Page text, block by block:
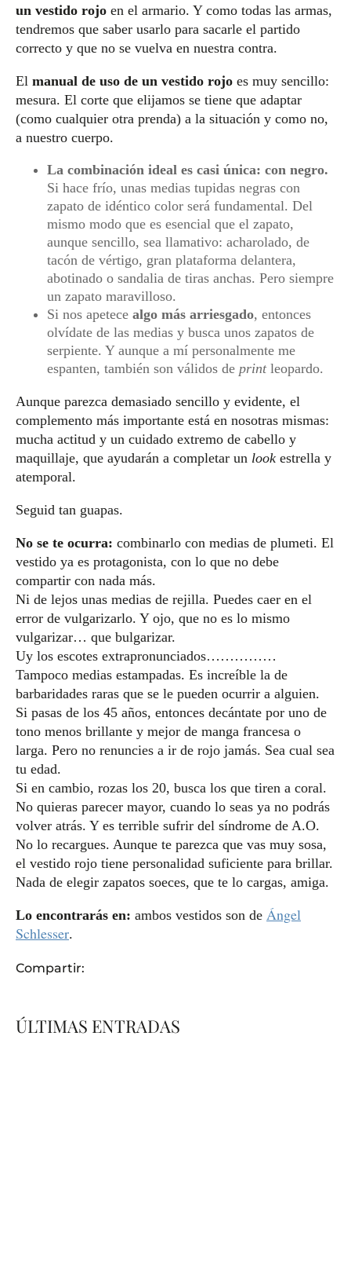
un vestido rojo en el armario. Y como todas las armas,
tendremos que saber usarlo para sacarle el partido
correcto y que no se vuelva en nuestra contra.
El manual de uso de un vestido rojo es muy sencillo:
mesura. El corte que elijamos se tiene que adaptar
(como cualquier otra prenda) a la situación y como no,
a nuestro cuerpo.
La combinación ideal es casi única: con negro.
Si hace frío, unas medias tupidas negras con
zapato de idéntico color será fundamental. Del
mismo modo que es esencial que el zapato,
aunque sencillo, sea llamativo: acharolado, de
tacón de vértigo, gran plataforma delantera,
abotinado o sandalia de tiras anchas. Pero siempre
un zapato maravilloso.
Si nos apetece algo más arriesgado, entonces
olvídate de las medias y busca unos zapatos de
serpiente. Y aunque a mí personalmente me
espanten, también son válidos de printleopardo.
Aunque parezca demasiado sencillo y evidente, el
complemento más importante está en nosotras mismas:
mucha actitud y un cuidado extremo de cabello y
maquillaje, que ayudarán a completar un look estrella y
atemporal.
Seguid tan guapas.
No se te ocurra: combinarlo con medias de plumeti. El
vestido ya es protagonista, con lo que no debe
compartir con nada más.
Ni de lejos unas medias de rejilla. Puedes caer en el
error de vulgarizarlo. Y ojo, que no es lo mismo
vulgarizar… que bulgarizar.
Uy los escotes extrapronunciados……………
Tampoco medias estampadas. Es increíble la de
barbaridades raras que se le pueden ocurrir a alguien.
Si pasas de los 45 años, entonces decántate por uno de
tono menos brillante y mejor de manga francesa o
larga. Pero no renuncies a ir de rojo jamás. Sea cual sea
tu edad.
Si en cambio, rozas los 20, busca los que tiren a coral.
No quieras parecer mayor, cuando lo seas ya no podrás
volver atrás. Y es terrible sufrir del síndrome de A.O.
No lo recargues. Aunque te parezca que vas muy sosa,
el vestido rojo tiene personalidad suficiente para brillar.
Nada de elegir zapatos soeces, que te lo cargas, amiga.
Lo encontrarás en: ambos vestidos son de Ángel
Schlesser.
Compartir:
ÚLTIMAS ENTRADAS